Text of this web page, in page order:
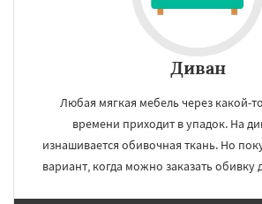
Диван
Любая мягкая мебель через какой-
времени приходит в упадок. На
изнашивается обивочная ткань. Но
вариант, когда можно заказать обивку